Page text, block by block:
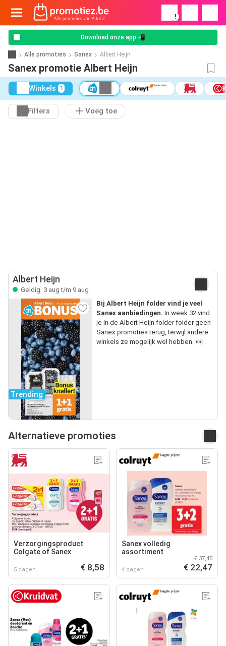
!
Download onze app 📲
Alle promoties Sanex Albert Heijn
Sanex promotie Albert Heijn
Winkels 1
Filters Voeg toe
Albert Heijn
Geldig: 3 aug t/m 9 aug
Trending
Bij Albert Heijn folder vind je veel
Sanex aanbiedingen. In week 32 vind
je in de Albert Heijn folder folder geen
Sanex promoties terug, terwijl andere
winkels ze mogelijk wel hebben. 👀
Alternatieve promoties
Verzorgingsproduct
Colgate of Sanex
5 dagen € 8,58
Sanex volledig
assortiment
4 dagen
€ 37,45
€ 22,47